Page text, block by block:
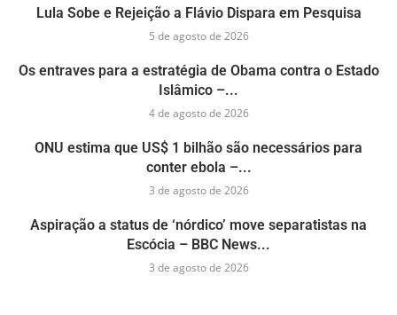
Lula Sobe e Rejeição a Flávio Dispara em Pesquisa
5 de agosto de 2026
Os entraves para a estratégia de Obama contra o Estado
Islâmico –...
4 de agosto de 2026
ONU estima que US$ 1 bilhão são necessários para
conter ebola –...
3 de agosto de 2026
Aspiração a status de ‘nórdico’ move separatistas na
Escócia – BBC News...
3 de agosto de 2026